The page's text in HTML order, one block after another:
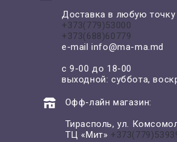
Доставка в любую точку
+373(779)53000
+373(688)60779
e-mailinfo@ma-ma.md
с 9-00 до 18-00
выходной: суббота,
Офф-лайн магазин:
Тирасполь, ул.
ТЦ «Мит»